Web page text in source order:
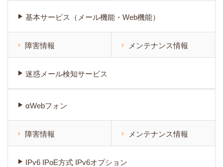
基本サービス（メール機能・Web機能）
障害情報 メンテナンス情報
迷惑メール検知サービス
αWebフォン
障害情報 メンテナンス情報
IPv6 IPoE方式 IPv6オプション